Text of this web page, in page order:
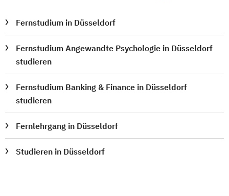
Fernstudium in Düsseldorf
Fernstudium Angewandte Psychologie in Düsseldorf
studieren
Fernstudium Banking & Finance in Düsseldorf
studieren
Fernlehrgang in Düsseldorf
Studieren in Düsseldorf